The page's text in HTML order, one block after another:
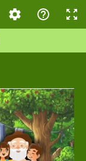
Delavrancea